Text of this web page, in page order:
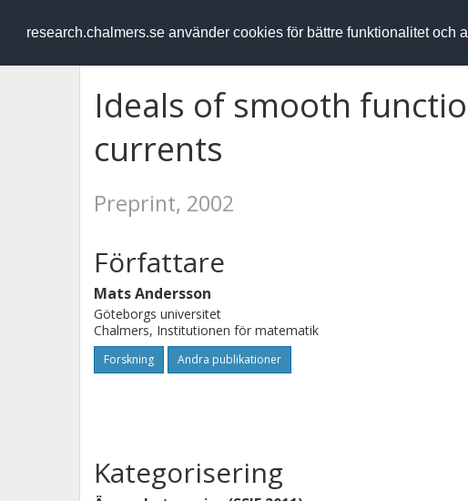
research.chalmers.se använder cookies för bättre funktionalitet och
RESEARCH.chalmers.se
Ideals of smooth
currents
Preprint, 2002
Författare
Mats Andersson
Göteborgs universitet
Chalmers, Institutionen för matematik
Forskning Andra publikationer
Kategorisering